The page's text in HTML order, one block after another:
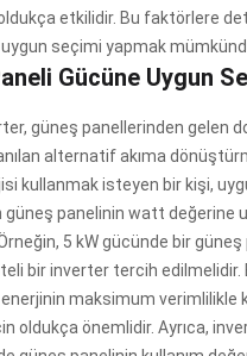
etkilidir. Bu faktörlere
uygun seçimi yapmak
Gücüne Uygun
güneş panellerinden gelen
alternatif akıma
kullanmak isteyen bir kişi,
güneş panelinin watt değerine
5 kW gücünde bir
bir inverter tercih edilmelidir.
maksimum verimlilikle
oldukça önemlidir. Ayrıca,